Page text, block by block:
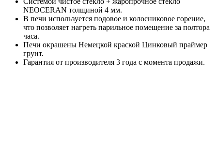
NEOCERAN толщиной 4 мм.
В печи используется подовое и колосниковое горение,
что позволяет нагреть парильное помещение за полтора
часа.
Печи окрашены Немецкой краской Цинковый праймер
грунт.
Гарантия от производителя 3 года с момента продажи.